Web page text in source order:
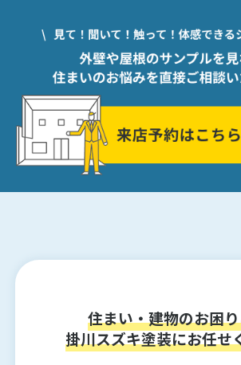
住まい・建物のお困
掛川スズキ塗装にお任せ